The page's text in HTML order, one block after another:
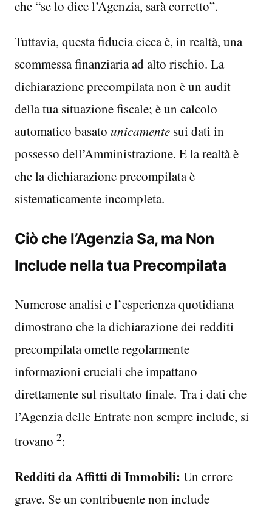
che “se lo dice l’Agenzia, sarà corretto”.
Tuttavia, questa fiducia cieca è, in realtà, una
scommessa finanziaria ad alto rischio. La
dichiarazione precompilata non è un audit
della tua situazione fiscale; è un calcolo
automatico basato unicamente sui dati in
possesso dell’Amministrazione. E la realtà è
che la dichiarazione precompilata è
sistematicamente incompleta.
Ciò che l’Agenzia Sa, ma Non
Include nella tua Precompilata
Numerose analisi e l’esperienza quotidiana
dimostrano che la dichiarazione dei redditi
precompilata omette regolarmente
informazioni cruciali che impattano
direttamente sul risultato finale. Tra i dati che
l’Agenzia delle Entrate non sempre include, si
trovano 2:
Redditi da Affitti di Immobili: Un errore
grave. Se un contribuente non include